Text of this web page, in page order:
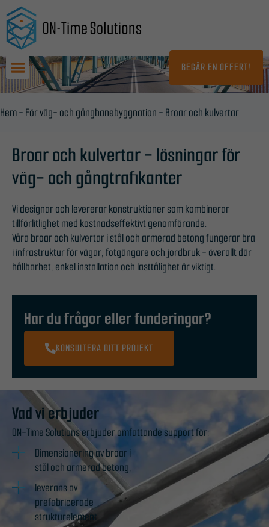
Hoppa
till
innehåll
BEGÄR EN OFFERT!
Hem- För väg- och gångbanebyggnation - Broar och kulvertar
Broar och kulvertar - lösningar för
väg- och gångtrafikanter
Vi designar och levererar konstruktioner som kombinerar
tillförlitlighet med kostnadseffektivt genomförande.
Våra broar och kulvertar i stål och armerad betong fungerar bra
i infrastruktur för vägar, fotgängare och jordbruk - överallt där
hållbarhet, enkel installation och lasttålighet är viktigt.
Har du frågor eller funderingar?
KONSULTERA DITT PROJEKT
Vad vi erbjuder
ON-Time Solutions erbjuder omfattande support för:
Dimensionering av broar i
stål och armerad betong,
leverans av
prefabricerade
strukturelement,